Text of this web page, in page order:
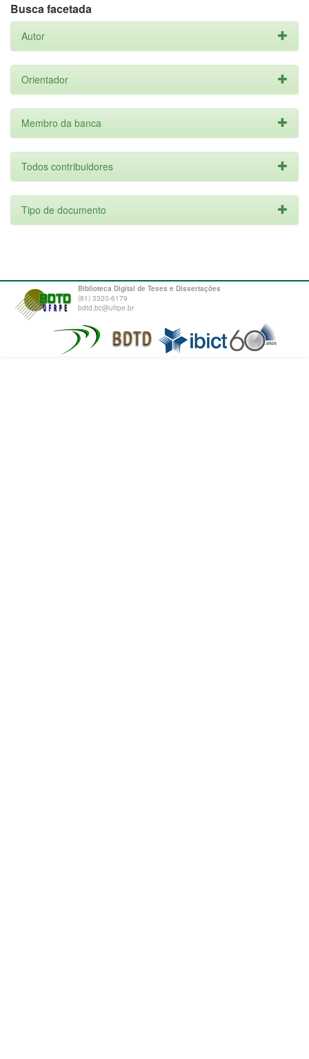
Busca facetada
Autor
Orientador
Membro da banca
Todos contribuidores
Tipo de documento
Biblioteca Digital de Teses e Dissertações
(81) 3320-6179
bdtd.bc@ufrpe.br